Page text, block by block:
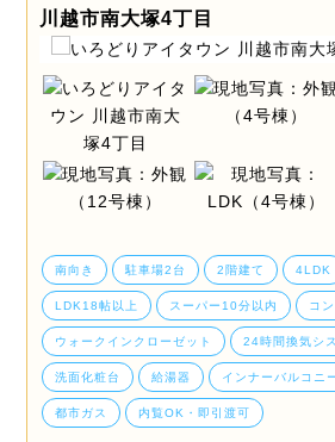
川越市南大塚4丁目
南向き 駐車場2台 2階建て 4LDK
LDK18帖以上 スーパー10分以内 コ
ウォークインクローゼット 24時間換気シ
洗面化粧台 給湯器 インナーバルコニ
都市ガス 内覧OK・即引渡可